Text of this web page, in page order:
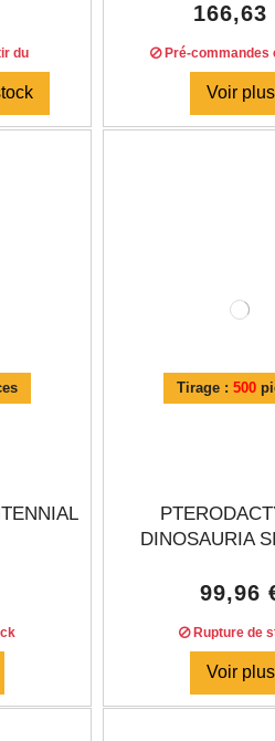
du
166,63
Pré-commandes
Voir plus
Tirage : 500
DINOSAURIA
99,96
Rupture de
Voir plus